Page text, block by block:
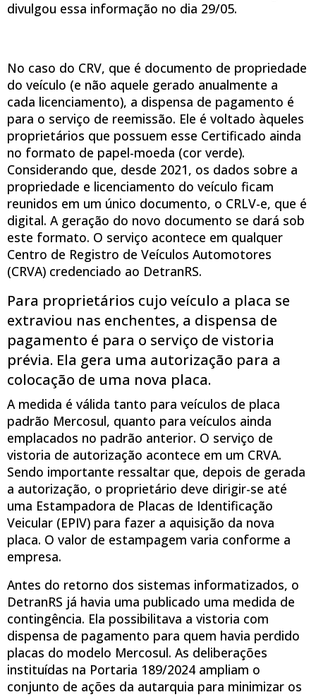
divulgou essa informação no dia 29/05.
No caso do CRV, que é documento de propriedade
do veículo (e não aquele gerado anualmente a
cada licenciamento), a dispensa de pagamento é
para o serviço de reemissão. Ele é voltado àqueles
proprietários que possuem esse Certificado ainda
no formato de papel-moeda (cor verde).
Considerando que, desde 2021, os dados sobre a
propriedade e licenciamento do veículo ficam
reunidos em um único documento, o CRLV-e, que é
digital. A geração do novo documento se dará sob
este formato. O serviço acontece em qualquer
Centro de Registro de Veículos Automotores
(CRVA) credenciado ao DetranRS.
Para proprietários cujo veículo a placa se
extraviou nas enchentes, a dispensa de
pagamento é para o serviço de vistoria
prévia. Ela gera uma autorização para a
colocação de uma nova placa.
A medida é válida tanto para veículos de placa
padrão Mercosul, quanto para veículos ainda
emplacados no padrão anterior. O serviço de
vistoria de autorização acontece em um CRVA.
Sendo importante ressaltar que, depois de gerada
a autorização, o proprietário deve dirigir-se até
uma Estampadora de Placas de Identificação
Veicular (EPIV) para fazer a aquisição da nova
placa. O valor de estampagem varia conforme a
empresa.
Antes do retorno dos sistemas informatizados, o
DetranRS já havia uma publicado uma medida de
contingência. Ela possibilitava a vistoria com
dispensa de pagamento para quem havia perdido
placas do modelo Mercosul. As deliberações
instituídas na Portaria 189/2024 ampliam o
conjunto de ações da autarquia para minimizar os